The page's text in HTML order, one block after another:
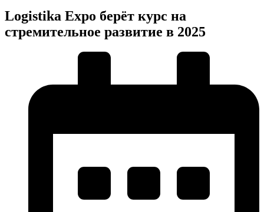
Logistika Expo берёт курс на
стремительное развитие в 2025